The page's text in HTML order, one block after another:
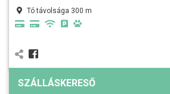
Tó távolsága 300 m
SZÁLLÁSKERESŐ